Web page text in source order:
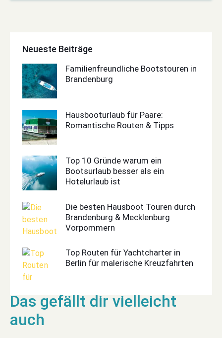
Neueste Beiträge
Familienfreundliche Bootstouren in
Brandenburg
Hausbooturlaub für Paare:
Romantische Routen & Tipps
Top 10 Gründe warum ein
Bootsurlaub besser als ein
Hotelurlaub ist
Die besten Hausboot Touren durch
Brandenburg & Mecklenburg
Vorpommern
Top Routen für Yachtcharter in
Berlin für malerische Kreuzfahrten